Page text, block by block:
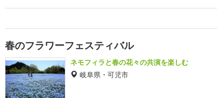
春のフラワーフェスティバル
ネモフィラと春の花々の共演を楽しむ
岐阜県・可児市